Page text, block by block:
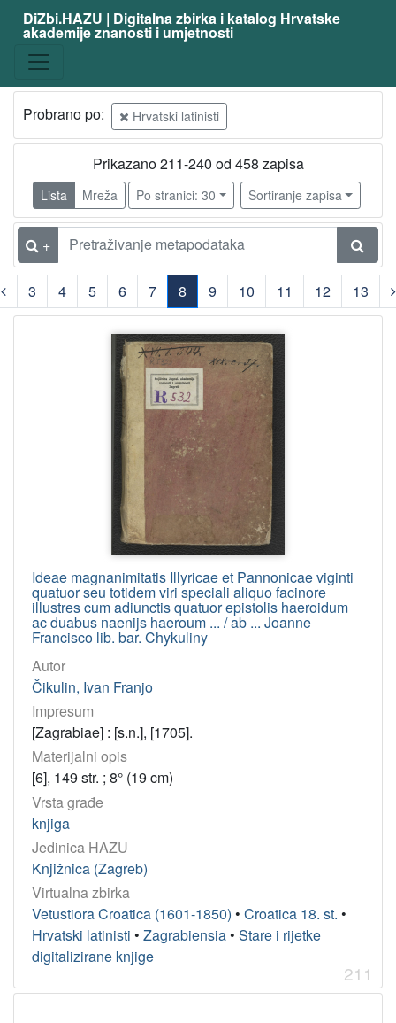
DiZbi.HAZU | Digitalna zbirka i katalog Hrvatske
akademije znanosti i umjetnosti
Probrano po: Hrvatski latinisti
Prikazano 211-240 od 458 zapisa
Lista Mreža Po stranici: 30 Sortiranje zapisa
+
3 4 5 6 7
8
(current)
9 10 11 12 13
Ideae magnanimitatis Illyricae et Pannonicae viginti
quatuor seu totidem viri speciali aliquo facinore
illustres cum adiunctis quatuor epistolis haeroidum
ac duabus naenijs haeroum ... / ab ... Joanne
Francisco lib. bar. Chykuliny
Autor
Čikulin, Ivan Franjo
Impresum
[Zagrabiae] : [s.n.], [1705].
Materijalni opis
[6], 149 str. ; 8° (19 cm)
Vrsta građe
knjiga
Jedinica HAZU
Knjižnica (Zagreb)
Virtualna zbirka
Vetustiora Croatica (1601-1850) • Croatica 18. st. •
Hrvatski latinisti • Zagrabiensia • Stare i rijetke
digitalizirane knjige
211